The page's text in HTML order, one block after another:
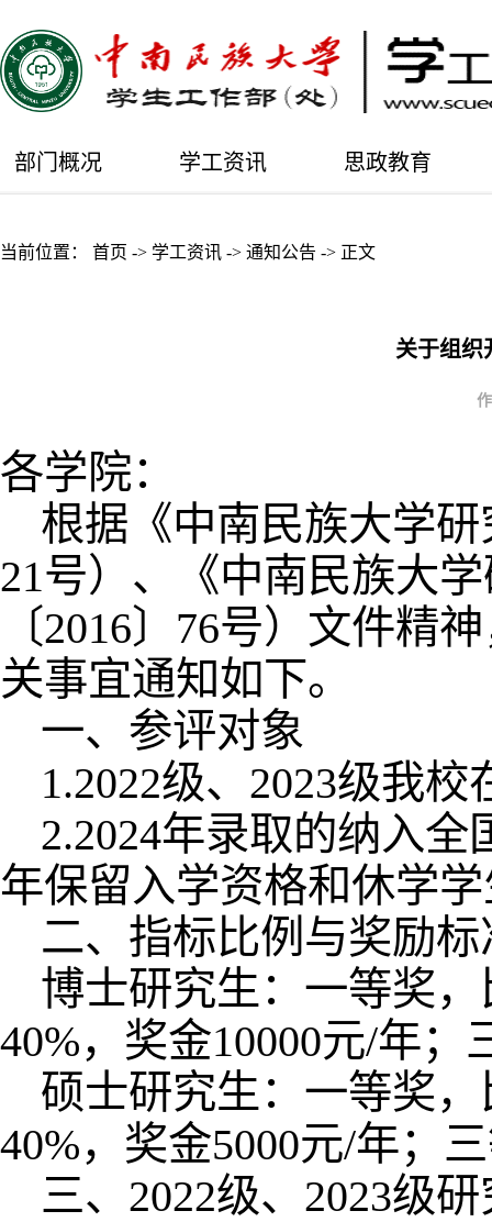
部门概况 学工资讯 思政教育
当前位置： 首页 -> 学工资讯 -> 通知公告 -> 正文
关于组织
各学院：
根据《中南民族大学
21号）、《中南民族大
〔2016〕76号）文件精
关事宜通知如下。
一、参评对象
1.2022级、2023级我
2.2024年录取的纳入
年保留入学资格和休学
二、指标比例与奖励标
博士研究生：一等奖
40%，奖金10000元/年；
硕士研究生：一等奖
40%，奖金5000元/年；
三、2022级、2023级